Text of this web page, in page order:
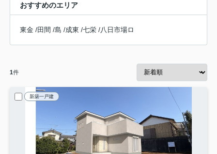
おすすめのエリア
東金 /田間 /島 /成東 /七栄 /八日市場ロ
1件
新築一戸建